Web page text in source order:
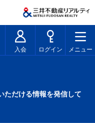
入会 ログイン メニュー
ただける情報を発信して